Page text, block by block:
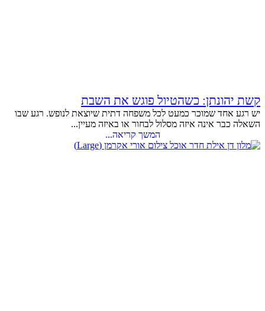
קשת יהונתן: כשהטיול פוגש את השבת
יש רגע אחד שמוכר כמעט לכל משפחה דתית שיוצאת לנופש. רגע שבו
השאלה כבר אינה איזה מסלול לבחור או באיזה מעיין...
המשך קריאה...